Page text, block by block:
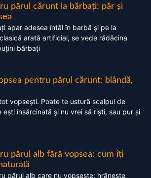
părul cărunt la bărbați: păr și
apar adesea întâi în barbă și pe la
arată artificial, se vede rădăcina
bărbați
pentru părul cărunt: blândă,
vopsești. Poate te ustură scalpul de
însărcinată și nu vrei să riști, sau pur și
părul alb fără vopsea: cum îți
părul alb care nu vopsește: hrănește